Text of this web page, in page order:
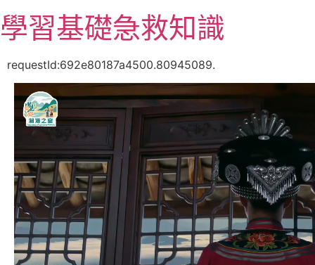
至
主
學習基礎急救知識
requestId:692e80187a4500.80945089.